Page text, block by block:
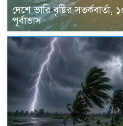
দেশে ভারি বৃষ্টির সতর্কবার্তা,
পূর্বাভাস